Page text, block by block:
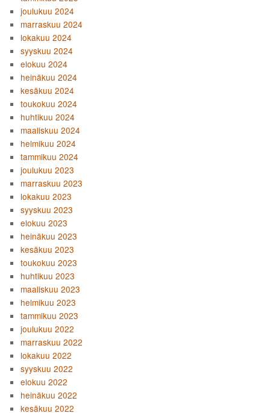
joulukuu 2024
marraskuu 2024
lokakuu 2024
syyskuu 2024
elokuu 2024
heinäkuu 2024
kesäkuu 2024
toukokuu 2024
huhtikuu 2024
maaliskuu 2024
helmikuu 2024
tammikuu 2024
joulukuu 2023
marraskuu 2023
lokakuu 2023
syyskuu 2023
elokuu 2023
heinäkuu 2023
kesäkuu 2023
toukokuu 2023
huhtikuu 2023
maaliskuu 2023
helmikuu 2023
tammikuu 2023
joulukuu 2022
marraskuu 2022
lokakuu 2022
syyskuu 2022
elokuu 2022
heinäkuu 2022
kesäkuu 2022